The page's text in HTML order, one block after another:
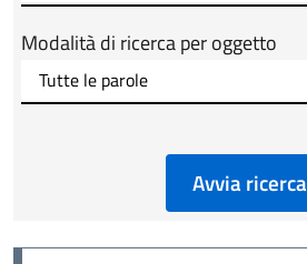
Modalità di ricerca per oggetto
Avvia ricerca